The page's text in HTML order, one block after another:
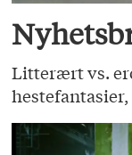
Litterært vs.